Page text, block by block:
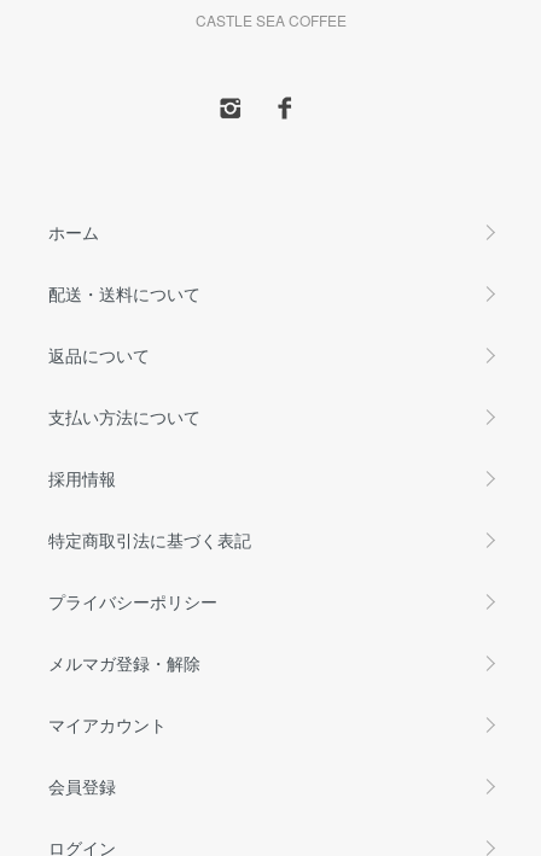
CASTLE SEA COFFEE
ホーム
配送・送料について
返品について
支払い方法について
採用情報
特定商取引法に基づく表記
プライバシーポリシー
メルマガ登録・解除
マイアカウント
会員登録
ログイン